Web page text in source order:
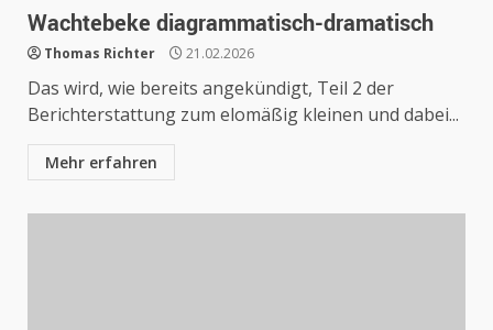
Wachtebeke diagrammatisch-dramatisch
Thomas Richter 21.02.2026
Das wird, wie bereits angekündigt, Teil 2 der
Berichterstattung zum elomäßig kleinen und dabei...
Mehr erfahren